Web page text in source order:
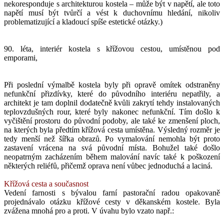
nekoresponduje s architekturou kostela – může být v napětí, ale toto
napětí musí být tvůrčí a vést k duchovnímu hledání, nikoliv
problematizující a kladoucí spíše estetické otázky.)
90. léta, interiér kostela s křížovou cestou, umístěnou pod
emporami,
Při poslední výmalbě kostela byly při opravě omítek odstraněny
nefunkční přizdívky, které do původního interiéru nepatřily, a
architekt je tam doplnil dodatečně kvůli zakrytí tehdy instalovaných
teplovzdušných rour, které byly nakonec nefunkční. Tím došlo k
vyčištění prostoru do původní podoby, ale také ke zmenšení ploch,
na kterých byla předtím křížová cesta umístěna. Výsledný rozměr je
tedy menší než šířka obrazů. Po vymalování nemohla být proto
zastavení vrácena na svá původní místa. Bohužel také došlo
neopatrným zacházením během malování navíc také k poškození
některých reliéfů, přičemž oprava není vůbec jednoduchá a laciná.
Křížová cesta a současnost
Vedení farnosti s bývalou farní pastorační radou opakovaně
projednávalo otázku křížové cesty v děkanském kostele. Byla
zvážena mnohá pro a proti. V úvahu bylo vzato např.: